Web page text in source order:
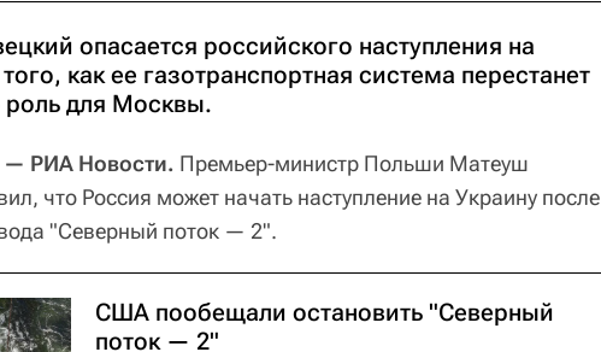
опасается российского наступления на
как ее газотранспортная система перестанет
роль для Москвы.
РИА Новости. Премьер-министр Польши Матеуш
что Россия может начать наступление на Украину после
"Северный поток — 2".
США пообещали остановить "Северный
поток — 2"